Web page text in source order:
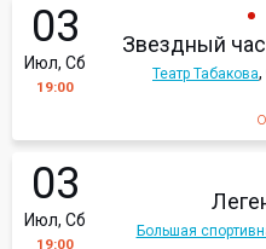
03
Июл, Сб
19:00
Звездный
Театр Табакова
03
Июл, Сб
19:00
Большая